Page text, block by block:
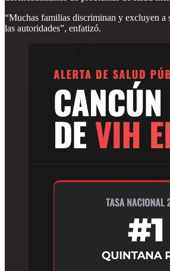
“Muchas familias discriminan y excluyen a
las autoridades”, enfatizó.